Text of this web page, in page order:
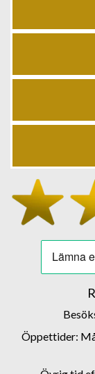
Öppettider: